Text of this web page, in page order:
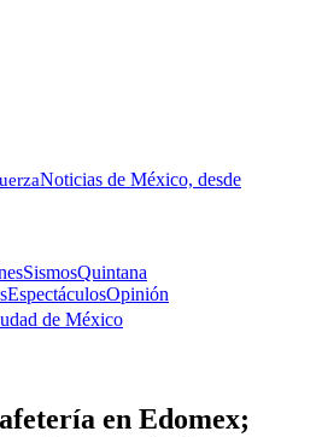
Noticias de México, desde
SismosQuintana
EspectáculosOpinión
de México
en Edomex;